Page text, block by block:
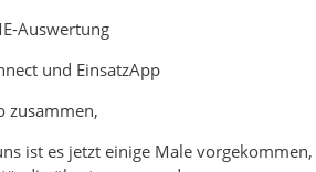
Auswertung
und EinsatzApp
zusammen,
ist es jetzt einige Male